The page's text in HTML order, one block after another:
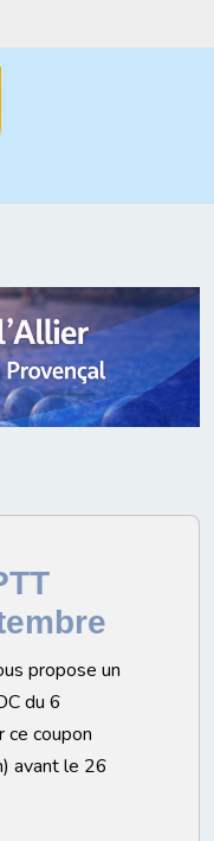
propose un
du 6
ce coupon
avant le 26